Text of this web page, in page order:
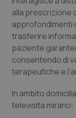
alla prescrizione
approfondimenti
trasferire
paziente
consentendo di
terapeutiche e
In ambito
televisita mirano: